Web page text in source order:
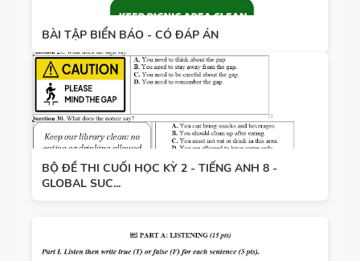
BÀI TẬP BIỂN BÁO - CÓ ĐÁP ÁN
BỘ ĐỀ THI CUỐI HỌC KỲ 2 - TIẾNG ANH 8 -
GLOBAL SUC...